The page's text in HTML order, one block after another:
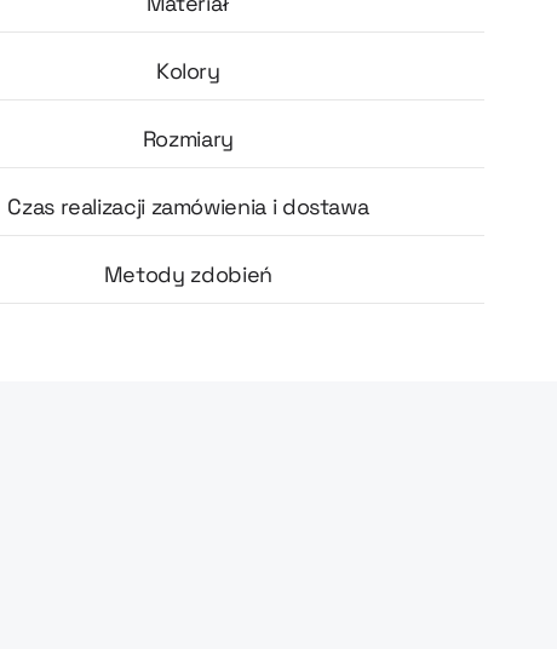
Kolory
Rozmiary
Czas realizacji zamówienia i dostawa
Metody zdobień